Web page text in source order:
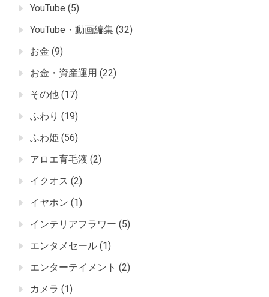
YouTube (5)
YouTube・動画編集 (32)
お金 (9)
お金・資産運用 (22)
その他 (17)
ふわり (19)
ふわ姫 (56)
アロエ育毛液 (2)
イクオス (2)
イヤホン (1)
インテリアフラワー (5)
エンタメセール (1)
エンターテイメント (2)
カメラ (1)